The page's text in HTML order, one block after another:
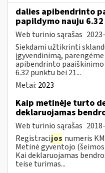
dalies apibendrinto
papildymo nauju
Web turinio sąrašas
Siekdami užtikrinti
įgyvendinimą,
apibendrinto
6.32 punktu bei 21...
Metai: 2023
Kaip metinėje turto
deklaruojamas
Web turinio sąrašas
Registracijos numeris
Metinė gyventojo
Kai deklaruojamas
teise turimas...